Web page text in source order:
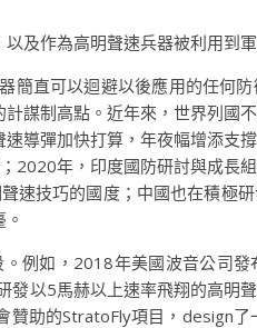
及作為高明聲速兵器被利用到軍
直可以迴避以後應用的任何
謀制高點。近年來，世界列國
導彈加快打算，年夜幅增添支
2020年，印度國防研討與成長
速技巧的國度；中國也在積極
例如，2018年美國波音公司
以5馬赫以上速率飛翔的高明
贊助的StratoFly項目，design